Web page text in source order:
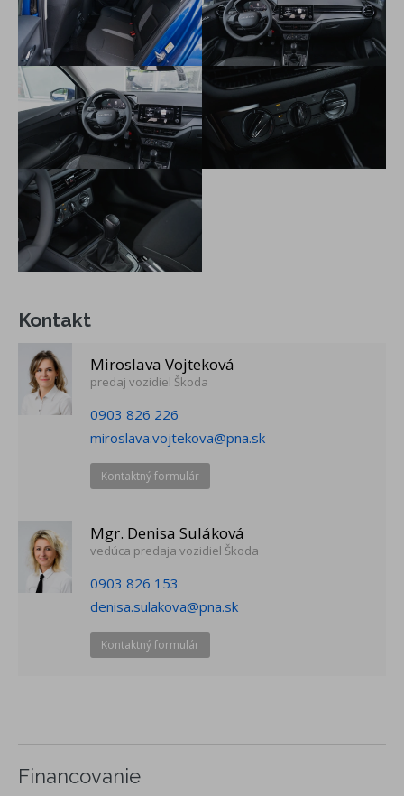
R15)
zadné kotúčové brzdy (len pre 1.0 TSI 85 kW)
ESC, vrátane ABS,MSR, ASR, EDS, HBA, XDS
Airbag vodiča a spolujazdca, spolujazdca s deaktiváciou
e-Call tiesňové volanie
predĺžená záruka na 5 rokov/100 000 km (platí tá z
podmienok, ktorá nastane skôr, prvé 2 roky bez
obmedzenia počtu kilometrov)
Premenlivý servisný interval s výmenou oleja až 30 000 km
alebo každé 2 roky
Škoda - Doživotná garancia Mobility Premium- poskytuje
pomoc servisným vozidlom na mieste poruchy(porucha na
vozidle, chýbajúce PHM, defekt pneumtiky,
odtiahnutie vozidla, prípadne služby - náhradnú dopravu,
výškovo nastaviteľné sedadlo vodiča
bezdrôtový SmartLink
2 reproduktory vzadu
lakťová opierka vpredu
vkladané tkané koberce vpredu a vzadu
2x USB-C vpredu
rezervné koleso (neplnohodnotné) pre 15"
disky+zdvihák+kĺúč na kolesá
vyhrievané predné sedadlá
predĺžená záruka 5 rokov, 100 000 km
Kontakt
Miroslava Vojteková
predaj vozidiel Škoda
0903 826 226
miroslava.vojtekova@pna.sk
Kontaktný formulár
Mgr. Denisa Suláková
vedúca predaja vozidiel Škoda
0903 826 153
denisa.sulakova@pna.sk
Kontaktný formulár
Financovanie